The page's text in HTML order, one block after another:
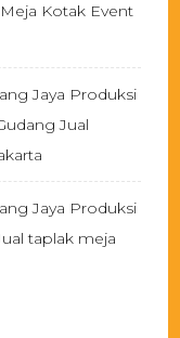
Kotak Event
Jaya Produksi
Jual
Jaya Produksi
taplak meja